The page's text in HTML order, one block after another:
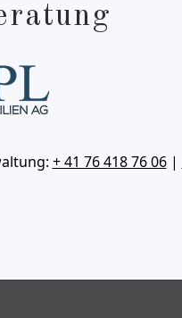
+ 41 76 418 76 06‬|